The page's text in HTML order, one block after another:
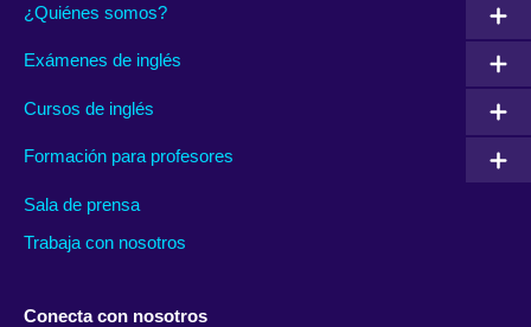
¿Quiénes somos?
Exámenes de inglés
Cursos de inglés
Formación para profesores
Sala de prensa
Trabaja con nosotros
Conecta con nosotros